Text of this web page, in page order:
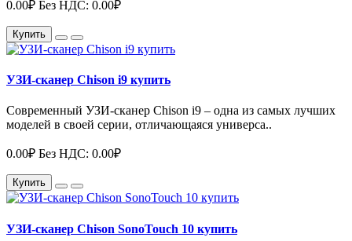
0.00₽ Без НДС: 0.00₽
Купить
УЗИ-сканер Chison i9 купить
Современный УЗИ-сканер Chison i9 – одна из самых лучших
моделей в своей серии, отличающаяся универса..
0.00₽ Без НДС: 0.00₽
Купить
УЗИ-сканер Chison SonoTouch 10 купить